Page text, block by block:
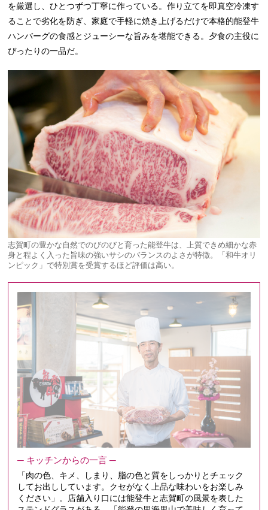
を厳選し、ひとつずつ丁寧に作っている。作り立てを即真空冷凍す
ることで劣化を防ぎ、家庭で手軽に焼き上げるだけで本格的能登牛
ハンバーグの食感とジューシーな旨みを堪能できる。夕食の主役に
ぴったりの一品だ。
志賀町の豊かな自然でのびのびと育った能登牛は、上質できめ細かな赤
身と程よく入った旨味の強いサシのバランスのよさが特徴。「和牛オリ
ンピック」で特別賞を受賞するほど評価は高い。
─ キッチンからの一言 ─
「肉の色、キメ、しまり、脂の色と質をしっかりとチェック
してお出ししています。クセがなく上品な味わいをお楽しみ
ください」。店舗入り口には能登牛と志賀町の風景を表した